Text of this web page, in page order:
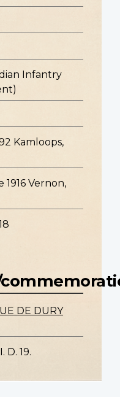
Infantry
Kamloops,
1916 Vernon,
DE DURY
II. D. 19.